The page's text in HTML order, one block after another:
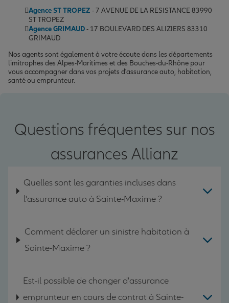
Agence ST TROPEZ - 7 AVENUE DE LA RESISTANCE 83990
ST TROPEZ
Agence GRIMAUD- 17 BOULEVARD DES ALIZIERS 83310
GRIMAUD
Nos agents sont également à votre écoute dans les départements
limitrophes des Alpes-Maritimes et des Bouches-du-Rhône pour
vous accompagner dans vos projets d'assurance auto, habitation,
santé ou emprunteur.
Questions fréquentes sur nos
assurances Allianz
Quelles sont les garanties incluses dans
l'assurance auto à Sainte-Maxime ?
Comment déclarer un sinistre habitation à
Sainte-Maxime ?
Est-il possible de changer d'assurance
emprunteur en cours de contrat à Sainte-